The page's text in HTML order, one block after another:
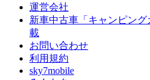
運営会社
新車中古車「キャンピン
載
お問い合わせ
利用規約
sky7mobile